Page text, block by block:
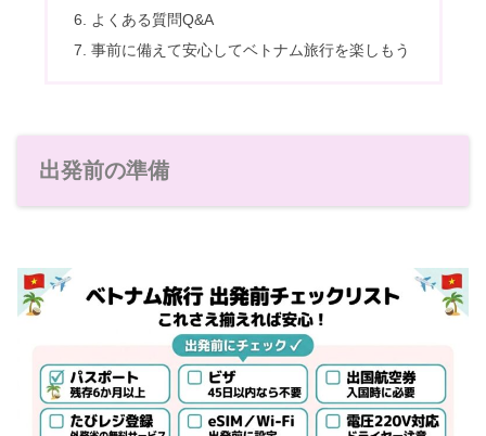
よくある質問Q&A
事前に備えて安心してベトナム旅行を楽しもう
出発前の準備